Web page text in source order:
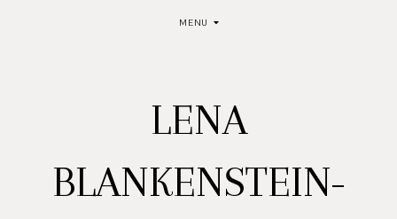
MENU
LENA
BLANKENSTEIN-